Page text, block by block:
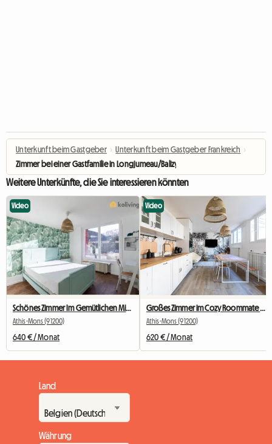
Unterkunft beim Gastgeber › Unterkunft beim Gastgeber Frankreich ›
Zimmer bei einer Gastfamilie in Longjumeau/Balizy
Weitere Unterkünfte, die Sie interessieren könnten
Video
Schönes Zimmer Im Gemütlichen Mitbewohner Nr. 2
Athis-Mons (91200)
640 € / Monat
Video
Großes Zimmer im Cozy Roommate #5 New York in der Nähe von Olry
Athis-Mons (91200)
620 € / Monat
Land
Währung